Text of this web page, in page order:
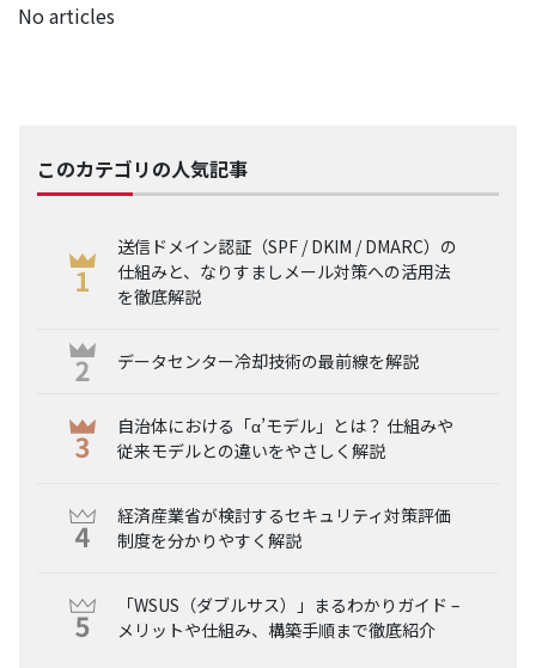
No articles
このカテゴリの人気記事
送信ドメイン認証（SPF / DKIM / DMARC）の
仕組みと、なりすましメール対策への活用法
を徹底解説
データセンター冷却技術の最前線を解説
自治体における「α’モデル」とは？ 仕組みや
従来モデルとの違いをやさしく解説
経済産業省が検討するセキュリティ対策評価
制度を分かりやすく解説
「WSUS（ダブルサス）」まるわかりガイド –
メリットや仕組み、構築手順まで徹底紹介